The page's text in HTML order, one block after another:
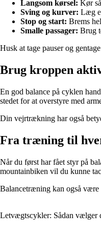
Langsom kørsel: Kør
Sving og kurver: Læg
Stop og start: Brems
Smalle passager: Brug
Husk at tage pauser og
Brug kroppen
En god balance på cyklen
stedet for at overstyre med
Din vejrtrækning har også
Fra træning til
Når du først har fået styr på
mountainbiken vil du kunne
Balancetræning kan også være
Letvægtscykler: Sådan vælger